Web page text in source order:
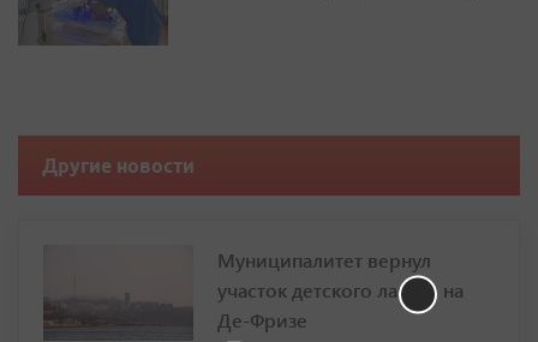
Другие новости
Муниципалитет вернул
участок детского лагеря на
Де-Фризе